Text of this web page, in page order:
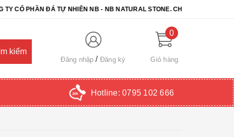
ĐÁ TỰ NHIÊN NB - NB NATURAL STONE. CHÚC QUÝ KHÁCH CHỌN
Đăng nhập Đăng ký
0
Giỏ hàng
Hotline: 0795 102 666